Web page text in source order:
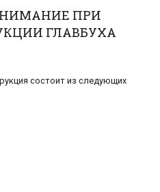
ПРИ
ГЛАВБУХА
состоит из следующих